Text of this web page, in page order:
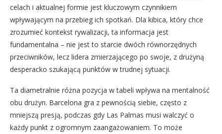
celach i aktualnej formie jest kluczowym czynnikiem
wpływającym na przebieg ich spotkań. Dla kibica, który chce
zrozumieć kontekst rywalizacji, ta informacja jest
fundamentalna – nie jest to starcie dwóch równorzędnych
przeciwników, lecz lidera zmierzającego po swoje, z drużyną
desperacko szukającą punktów w trudnej sytuacji.
Ta diametralnie różna pozycja w tabeli wpływa na mentalność
obu drużyn. Barcelona gra z pewnością siebie, często z
mniejszą presją, podczas gdy Las Palmas musi walczyć o
każdy punkt z ogromnym zaangażowaniem. To może